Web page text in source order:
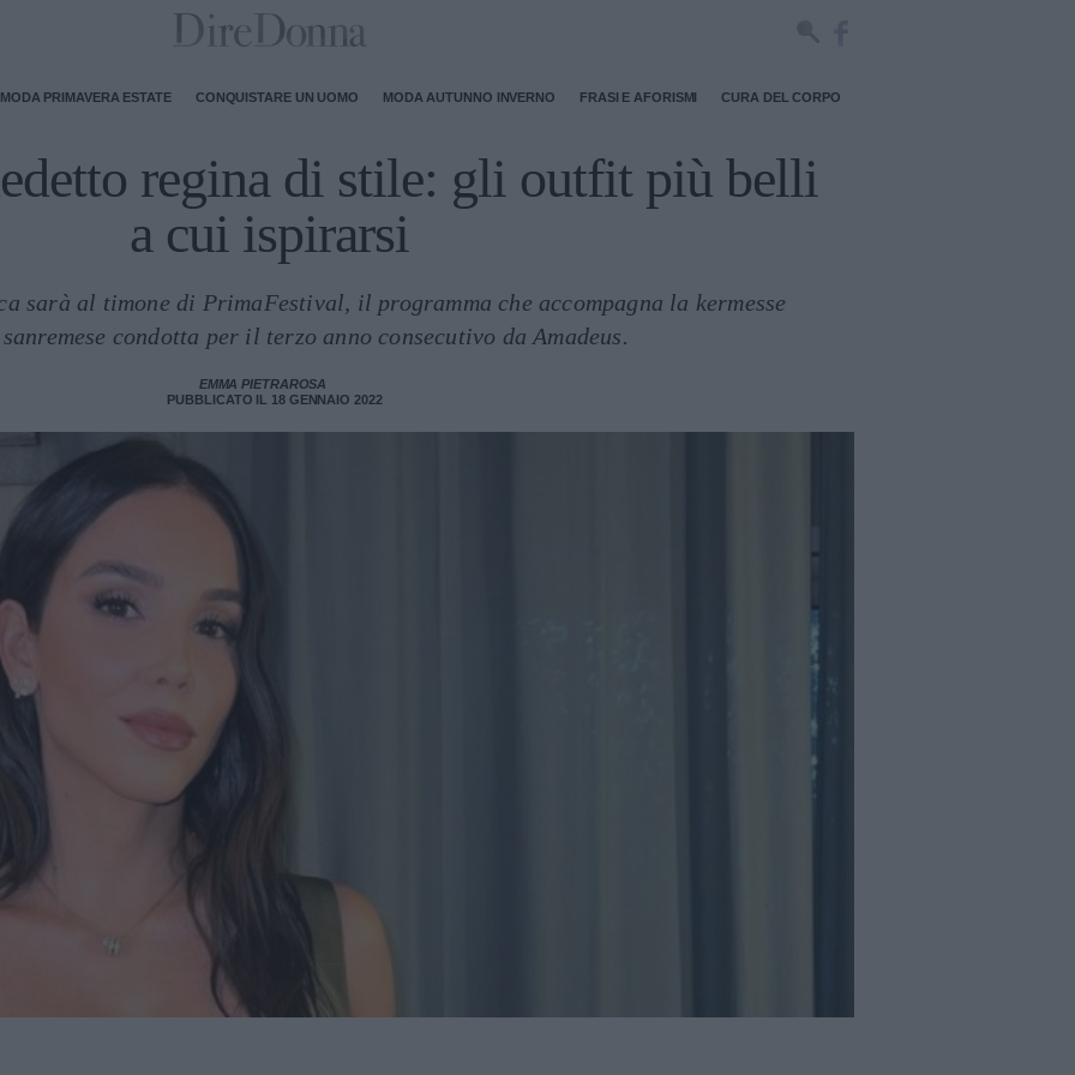
MODA PRIMAVERA ESTATE CONQUISTARE UN UOMO MODA AUTUNNO INVERNO FRASI E AFORISMI CURA DEL CORPO
regina di stile: gli outfit più belli
a cui ispirarsi
sarà al timone di PrimaFestival, il programma che accompagna la kermesse
condotta per il terzo anno consecutivo da Amadeus.
EMMA PIETRAROSA
PUBBLICATO IL 18 GENNAIO 2022